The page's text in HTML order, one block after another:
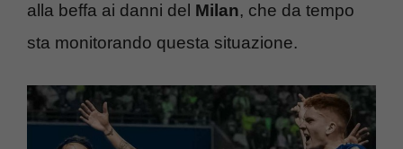
alla beffa ai danni del Milan, che da tempo
sta monitorando questa situazione.